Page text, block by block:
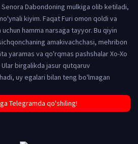
Dabondoning mulkiga olib ketiladi,
kiyim. Faqat Furi omon qoldi va
hamma narsaga tayyor. Bu qiyin
amakivachchasi, mehribon
yaramas va qo'rqmas pashshalar Xo-Xo
birgalikda jasur qutqaruv
uy egalari bilan teng bo'lmagan
Telegramda qo'shiling!